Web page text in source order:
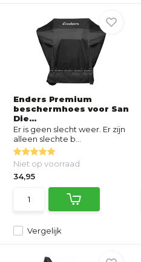
Enders Premium
beschermhoes voor San
Die...
Er is geen slecht weer. Er zijn
alleen slechte b...
Vergelijk
Niet op voorraad
34,95